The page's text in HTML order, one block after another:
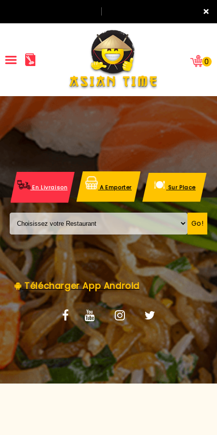
×
ACCUEIL
LA CARTE
VOS AVIS
MENTIONS LÉGALES
C.G.V
0
En Livraison A Emporter Sur Place
Go!
Télécharger App Android